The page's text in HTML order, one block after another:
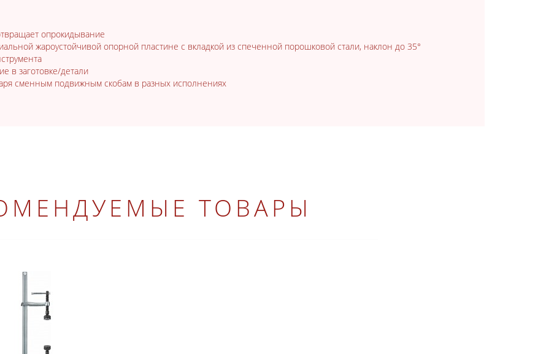
опрокидывание
жароустойчивой опорной пластине с вкладкой из спеченной порошковой стали, наклон до 35°
в заготовке/детали
сменным подвижным скобам в разных исполнениях
ТОВАРЫ